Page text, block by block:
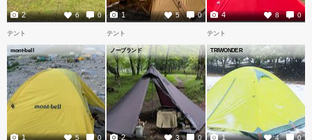
6 0
2 5 0
1 8 0
4
テント
mont-bell
5 0
1
テント
ノーブランド
3 0
2
テント
TRIWONDER
4 0
1